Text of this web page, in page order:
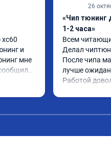
xc60
и
мне
26
«Чип тюнинг
1-2 часа»
Всем
Делал
После чипа
лучше
Работой